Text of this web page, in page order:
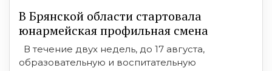
В Брянской области стартовала
юнармейская профильная смена
В течение двух недель, до 17 августа,
образовательную и воспитательную